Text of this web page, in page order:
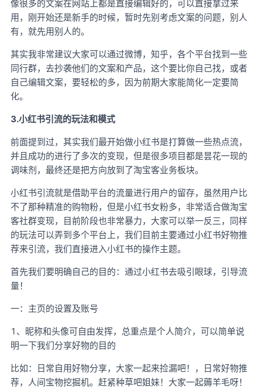
像很多的文案在网站上都是直接编辑好的，可以直接拿过来
用，刚开始还是新手的时候，暂时先别考虑文案的问题，别人
有，就先用别人的。
其实我非常建议大家可以通过微博，知乎，各个平台找到一些
同行群，去抄袭他们的文案和产品，这个要比你自己找，或者
自己编辑文案，要轻松的多，因为前期大家能简化一定要简
化。
3.小红书引流的玩法和模式
前面提到过，其实我们最开始做小红书是打算做一些热点流，
并且成功的进行了多次的变现，但是很多项目都是昙花一现的
调味剂，最终还是把方向放到了淘宝客业务板块。
小红书引流就是借助平台的流量进行用户的留存，虽然用户比
不了那种精准的购物粉，但是小红书女粉多，非常适合做淘宝
客社群变现，目前阶段也非常暴力，大家可以举一反三，同样
的玩法可以弄到多个平台上，我们目前主要通过小红书好物推
荐来引流，我们直接进入小红书的操作主题。
首先我们要明确自己的目的：通过小红书去吸引眼球，引导流
量！
一：主页的设置及账号
1、昵称和头像可自由发挥，总重点是个人简介，可以简单说
明一下我们分享好物的目的
比如：日常自用好物分享，大家一起来捡漏吧！，日常好物推
荐，人间宝物挖掘机。赶紧种草吧姐妹！大家一起薅羊毛呀！